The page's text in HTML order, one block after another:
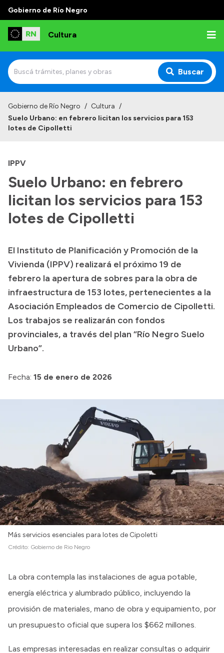
Gobierno de Río Negro
Cultura
Buscar
Institucional
Autoridades
Delegaciones
Normativa
Presupuesto
Boletín Oficial
Compras y licitaciones
Consulta de expedientes
Consulta de pago a proveedores
Convocatorias
Login
Gobierno de Río Negro / Cultura /
Suelo Urbano: en febrero licitan los servicios para 153
lotes de Cipolletti
IPPV
Suelo Urbano: en febrero
licitan los servicios para 153
lotes de Cipolletti
El Instituto de Planificación y Promoción de la
Vivienda (IPPV) realizará el próximo 19 de
febrero la apertura de sobres para la obra de
infraestructura de 153 lotes, pertenecientes a la
Asociación Empleados de Comercio de Cipolletti.
Los trabajos se realizarán con fondos
provinciales, a través del plan “Río Negro Suelo
Urbano”.
Fecha: 15 de enero de 2026
Más servicios esenciales para lotes de Cipoletti
Crédito: Gobierno de Rio Negro
La obra contempla las instalaciones de agua potable,
energía eléctrica y alumbrado público, incluyendo la
provisión de materiales, mano de obra y equipamiento, por
un presupuesto oficial que supera los $662 millones.
Las empresas interesadas en realizar consultas o adquirir